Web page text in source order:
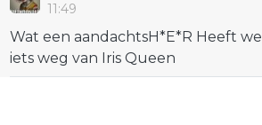
11:49
Wat een aandachtsH*E*R Heeft wel
iets weg van Iris Queen